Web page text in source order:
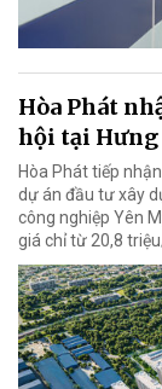
Hòa Phát
hội tại Hưng
Hòa Phát tiếp
dự án đầu tư xây
công nghiệp Yên
giá chỉ từ 20,8